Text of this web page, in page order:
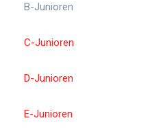
B-Junioren
C-Junioren
D-Junioren
E-Junioren